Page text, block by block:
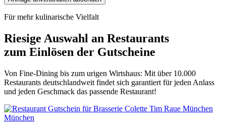
Für mehr kulinarische Vielfalt
Riesige Auswahl an Restaurants
zum Einlösen der Gutscheine
Von Fine-Dining bis zum urigen Wirtshaus: Mit über 10.000
Restaurants deutschlandweit findet sich garantiert für jeden Anlass
und jeden Geschmack das passende Restaurant!
München